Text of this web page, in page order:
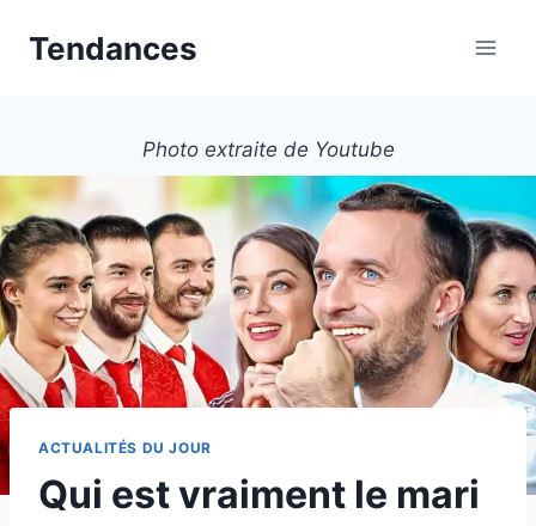
Tendances
Photo extraite de Youtube
ACTUALITÉS DU JOUR
Qui est vraiment le mari